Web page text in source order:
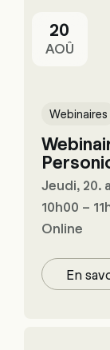
20
AOÛ
Webinaires
Jeudi, 20.
10h00 –
Online
En